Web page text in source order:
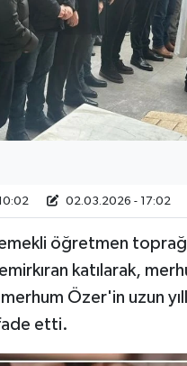
02.03.2026 - 17:02
emekli öğretmen
katılarak,
merhum Özer'in uzun
etti.